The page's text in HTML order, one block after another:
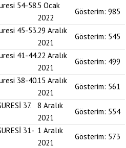
54-58.5 Ocak
2022
Gösterim: 985
45-53.29 Aralık
2021
Gösterim: 545
41-44.22 Aralık
2021
Gösterim: 499
38-40.15 Aralık
2021
Gösterim: 561
37.
8 Aralık
2021
Gösterim: 554
31- 1 Aralık
2021
Gösterim: 573